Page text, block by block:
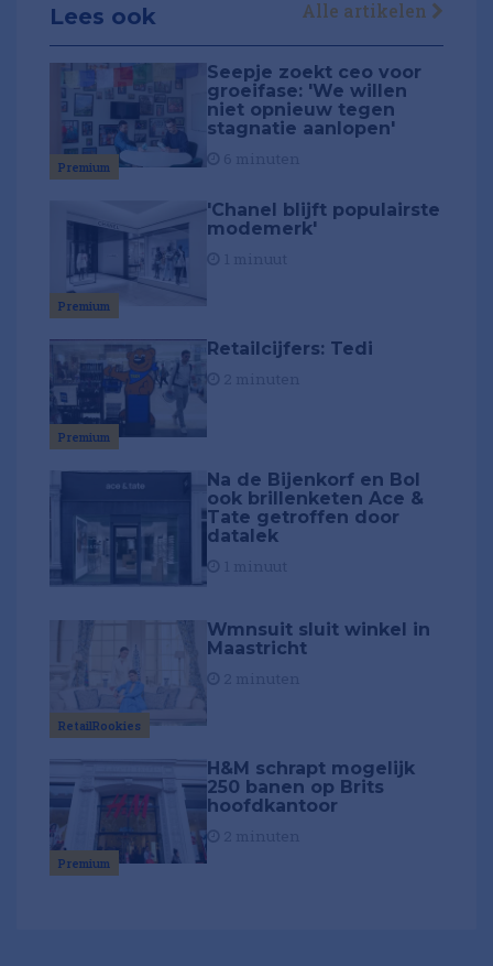
Lees ook Alle artikelen
Premium
Seepje zoekt ceo voor
groeifase: 'We willen
niet opnieuw tegen
stagnatie aanlopen'
Premium
'Chanel blijft populairste
modemerk'
Premium
Retailcijfers: Tedi
Na de Bijenkorf en Bol
ook brillenketen Ace &
Tate getroffen door
datalek
RetailRookies
Wmnsuit sluit winkel in
Maastricht
Premium
H&M schrapt mogelijk
250 banen op Brits
hoofdkantoor